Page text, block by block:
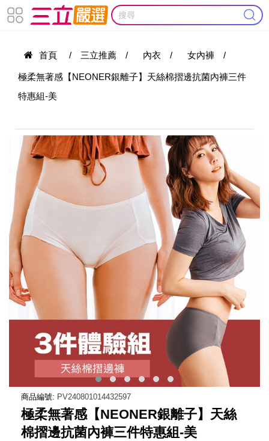
首頁 / 三立推薦 / 內衣 / 女內褲 /
極柔無著感【NEONER銀離子】天絲棉摺邊抗菌內褲三件
特惠組-美
商品編號: PV240801014432597
極柔無著感【NEONER銀離子】天絲
棉摺邊抗菌內褲三件特惠組-美